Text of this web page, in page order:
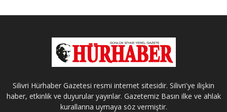
Silivri Hürhaber Gazetesi resmi internet sitesidir. Silivri'ye ilişkin
haber, etkinlik ve duyurular yayınlar. Gazetemiz Basın ilke ve ahlak
kurallarına uymaya söz vermiştir.